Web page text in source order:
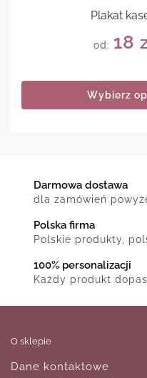
Plakat
od: 18
Wybierz
Darmowa dostawa
dla zamówień
Polska firma
Polskie produkty,
100% personalizacji
Każdy produkt
O sklepie
Dane kontaktowe